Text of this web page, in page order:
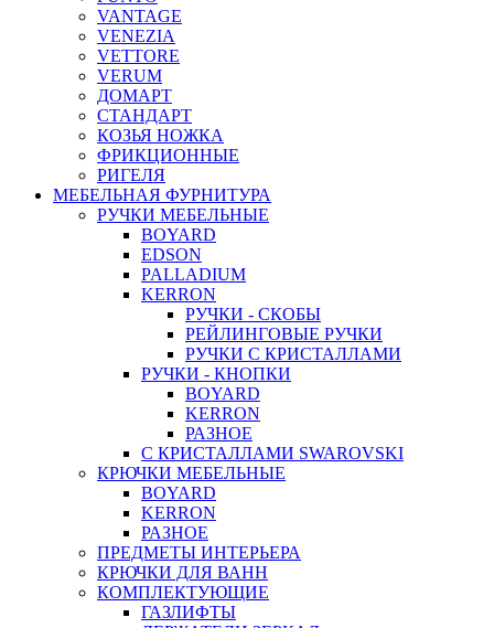
VANTAGE
VENEZIA
VETTORE
VERUM
ДОМАРТ
СТАНДАРТ
КОЗЬЯ НОЖКА
ФРИКЦИОННЫЕ
РИГЕЛЯ
МЕБЕЛЬНАЯ ФУРНИТУРА
РУЧКИ МЕБЕЛЬНЫЕ
BOYARD
EDSON
PALLADIUM
KERRON
РУЧКИ - СКОБЫ
РЕЙЛИНГОВЫЕ РУЧКИ
РУЧКИ С КРИСТАЛЛАМИ
РУЧКИ - КНОПКИ
BOYARD
KERRON
РАЗНОЕ
С КРИСТАЛЛАМИ SWAROVSKI
КРЮЧКИ МЕБЕЛЬНЫЕ
BOYARD
KERRON
РАЗНОЕ
ПРЕДМЕТЫ ИНТЕРЬЕРА
КРЮЧКИ ДЛЯ ВАНН
КОМПЛЕКТУЮЩИЕ
ГАЗЛИФТЫ